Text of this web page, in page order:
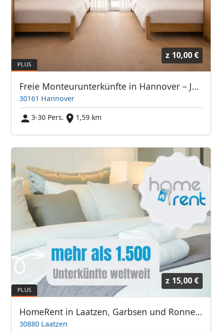
z 10,00 €
Freie Monteurunterkünfte in Hannover – JETZT anrufen! Wir sprechen auch Polnisch
30161 Hannover
3-30 Pers.
1,59 km
z 15,00 €
HomeRent in Laatzen, Garbsen und Ronnenberg bei Hannover
30880 Laatzen